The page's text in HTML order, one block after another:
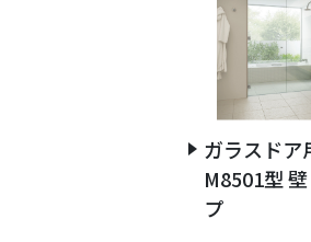
ガラスドア
M8501型
プ